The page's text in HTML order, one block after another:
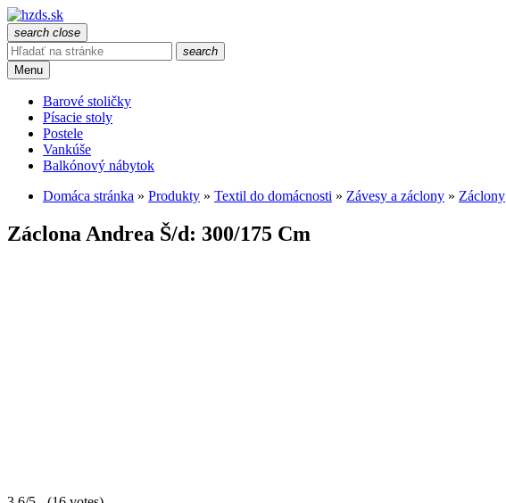
search close
search
Menu
Barové stoličky
Písacie stoly
Postele
Vankúše
Balkónový nábytok
Domáca stránka » Produkty » Textil do domácnosti » Závesy a záclony » Záclony
Záclona Andrea Š/d: 300/175 Cm